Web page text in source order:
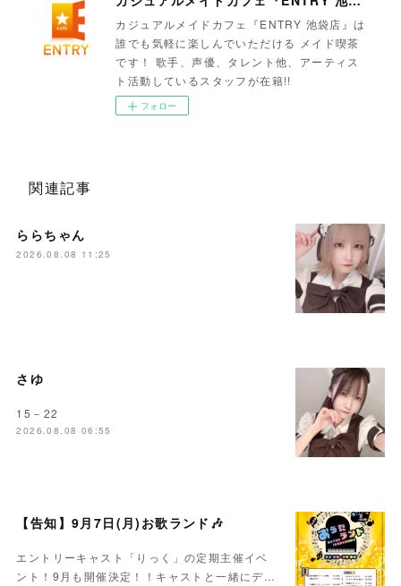
カジュアルメイドカフェ『ENTRY 池袋店』は
誰でも気軽に楽しんでいただける メイド喫茶
です！ 歌手、声優、タレント他、アーティス
ト活動しているスタッフが在籍!!
フォロー
関連記事
ららちゃん
2026.08.08 11:25
さゆ
15－22
2026.08.08 06:55
【告知】9月7日(月)お歌ランド🎶
エントリーキャスト「りっく」の定期主催イベ
ント！9月も開催決定！！キャストと一緒にデ…